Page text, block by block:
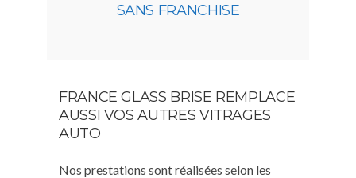
SANS FRANCHISE
FRANCE GLASS BRISE REMPLACE
AUSSI VOS AUTRES VITRAGES
AUTO
Nos prestations sont réalisées selon les